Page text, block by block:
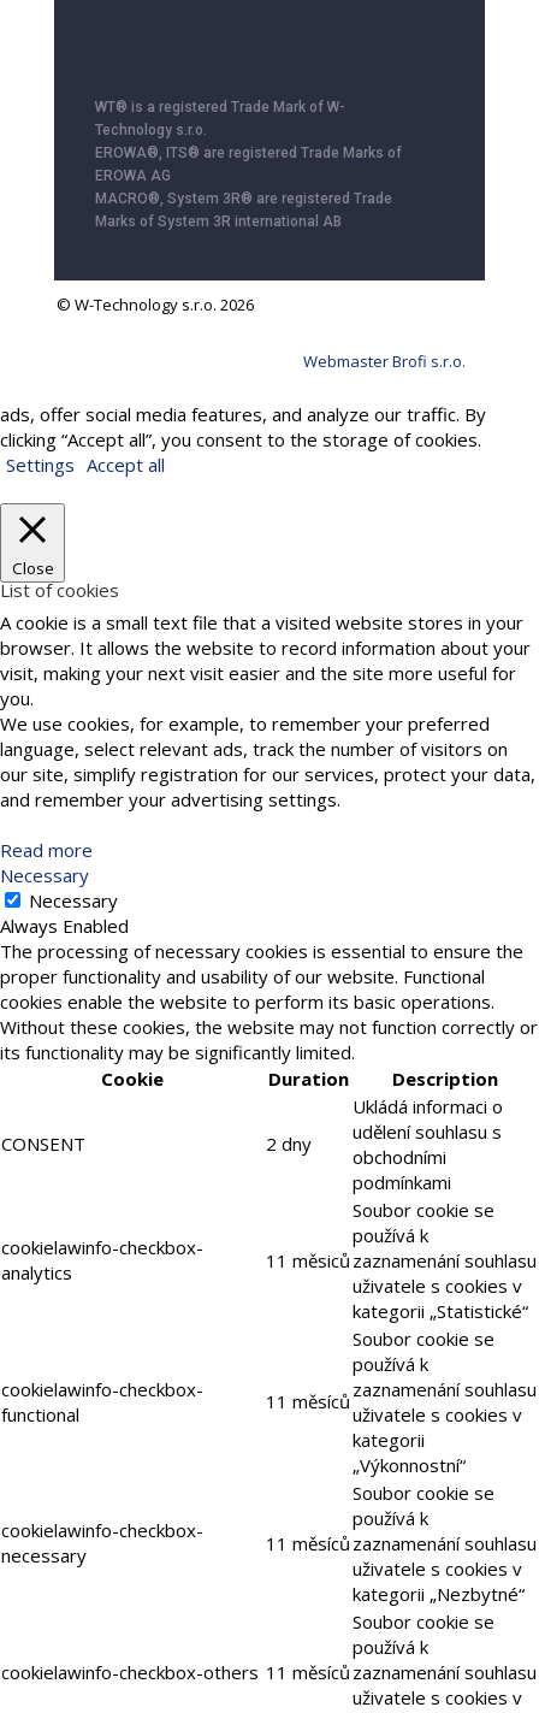
WT® is a registered Trade Mark of W-
Technology s.r.o.
EROWA®, ITS® are registered Trade Marks of
EROWA AG
MACRO®, System 3R® are registered Trade
Marks of System 3R international AB
© W-Technology s.r.o. 2026
Webmaster Brofi s.r.o.
ads, offer social media features, and analyze our traffic. By
clicking “Accept all”, you consent to the storage of cookies.
Settings Accept all
Close
List of cookies
A cookie is a small text file that a visited website stores in your
browser. It allows the website to record information about your
visit, making your next visit easier and the site more useful for
you.
We use cookies, for example, to remember your preferred
language, select relevant ads, track the number of visitors on
our site, simplify registration for our services, protect your data,
and remember your advertising settings.
Read more
Necessary
Necessary
Always Enabled
The processing of necessary cookies is essential to ensure the
proper functionality and usability of our website. Functional
cookies enable the website to perform its basic operations.
Without these cookies, the website may not function correctly or
its functionality may be significantly limited.
Cookie
Duration Description
CONSENT 2 dny
Ukládá informaci o
udělení souhlasu s
obchodními
podmínkami
cookielawinfo-checkbox-
analytics
11 měsiců
Soubor cookie se
používá k
zaznamenání souhlasu
uživatele s cookies v
kategorii „Statistické“
cookielawinfo-checkbox-
functional
11 měsíců
Soubor cookie se
používá k
zaznamenání souhlasu
uživatele s cookies v
kategorii
„Výkonnostní“
cookielawinfo-checkbox-
necessary
11 měsíců
Soubor cookie se
používá k
zaznamenání souhlasu
uživatele s cookies v
kategorii „Nezbytné“
cookielawinfo-checkbox-others 11 měsíců
Soubor cookie se
používá k
zaznamenání souhlasu
uživatele s cookies v